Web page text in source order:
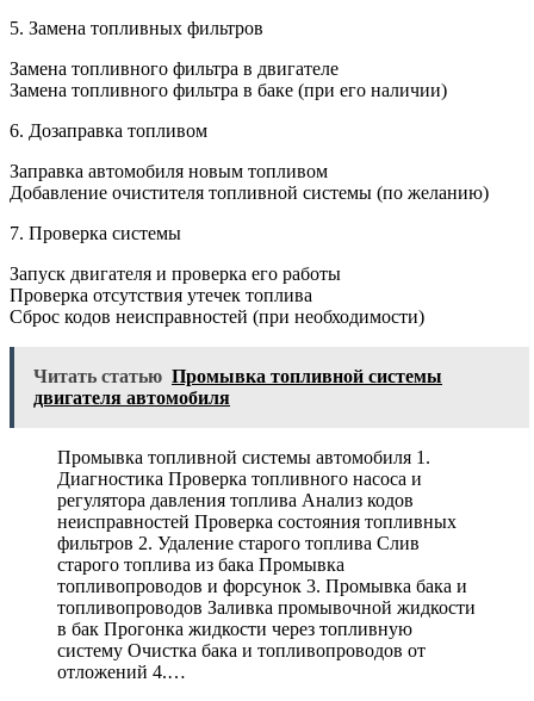
5. Замена топливных фильтров
Замена топливного фильтра в двигателе
Замена топливного фильтра в баке (при его наличии)
6. Дозаправка топливом
Заправка автомобиля новым топливом
Добавление очистителя топливной системы (по желанию)
7. Проверка системы
Запуск двигателя и проверка его работы
Проверка отсутствия утечек топлива
Сброс кодов неисправностей (при необходимости)
Читать статью Промывка топливной системы
двигателя автомобиля
Промывка топливной системы автомобиля 1.
Диагностика Проверка топливного насоса и
регулятора давления топлива Анализ кодов
неисправностей Проверка состояния топливных
фильтров 2. Удаление старого топлива Слив
старого топлива из бака Промывка
топливопроводов и форсунок 3. Промывка бака и
топливопроводов Заливка промывочной жидкости
в бак Прогонка жидкости через топливную
систему Очистка бака и топливопроводов от
отложений 4.…